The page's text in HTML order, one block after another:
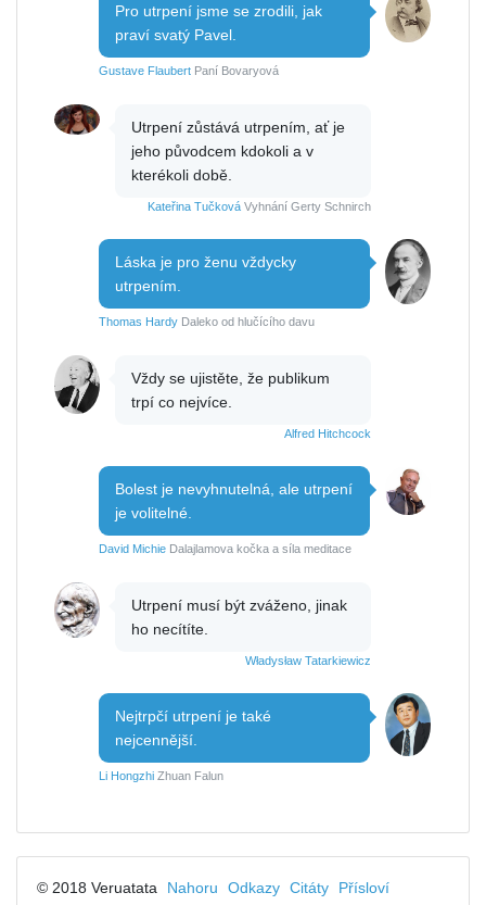
Pro utrpení jsme se zrodili, jak
praví svatý Pavel.
Gustave Flaubert Paní Bovaryová
Utrpení zůstává utrpením, ať je
jeho původcem kdokoli a v
kterékoli době.
Kateřina Tučková Vyhnání Gerty Schnirch
Láska je pro ženu vždycky
utrpením.
Thomas Hardy Daleko od hlučícího davu
Vždy se ujistěte, že publikum
trpí co nejvíce.
Alfred Hitchcock
Bolest je nevyhnutelná, ale utrpení
je volitelné.
David Michie Dalajlamova kočka a síla meditace
Utrpení musí být zváženo, jinak
ho necítíte.
Władysław Tatarkiewicz
Nejtrpčí utrpení je také
nejcennější.
Li Hongzhi Zhuan Falun
© 2018 Veruatata Nahoru Odkazy Citáty
Přísloví